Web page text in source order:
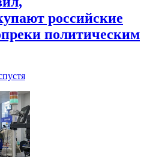
российские
политическим